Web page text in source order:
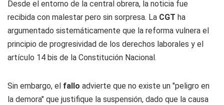
Desde el entorno de la central obrera, la noticia fue
recibida con malestar pero sin sorpresa. La CGT ha
argumentado sistemáticamente que la reforma vulnera el
principio de progresividad de los derechos laborales y el
artículo 14 bis de la Constitución Nacional.
Sin embargo, el fallo advierte que no existe un "peligro en
la demora" que justifique la suspensión, dado que la causa